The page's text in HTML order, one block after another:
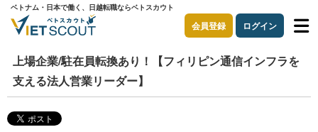
ベトナム・日本で働く、日越転職ならベトスカウト
会員登録 ログイン
上場企業/駐在員転換あり！【フィリピン通信インフラを
支える法人営業リーダー】